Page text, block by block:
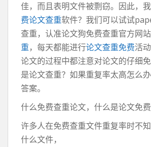
佳，而且表明文件被剽窃。因此，
费论文查重软件？我们可以试试
查重，认准论文狗免费查重官方网站
重，每天都能进行论文查重免费活
论文的过程中都注意对论文的仔细
是论文查重？如果重复率太高怎么
答案。
什么免费查重论文，什么是论文免费
许多人在免费查重文件重复率时不
什么文件，